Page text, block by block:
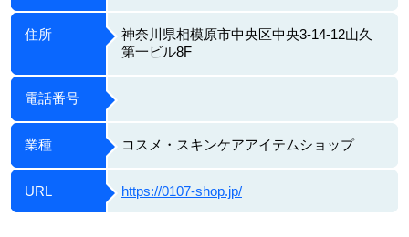
住所
神奈川県相模原市中央区中央3-14-12山久
第一ビル8F
電話番号
業種 コスメ・スキンケアアイテムショップ
URL https://0107-shop.jp/